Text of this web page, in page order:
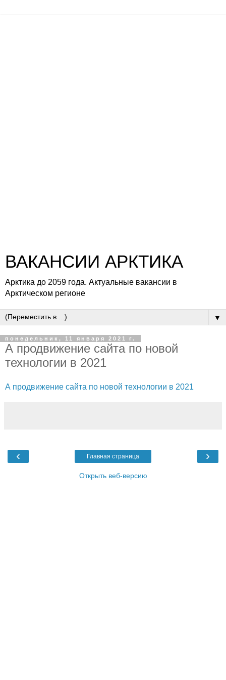
ВАКАНСИИ АРКТИКА
Арктика до 2059 года. Актуальные вакансии в
Арктическом регионе
▼
понедельник, 11 января 2021 г.
А продвижение сайта по новой
технологии в 2021
А продвижение сайта по новой технологии в 2021
‹ ›
Главная страница
Открыть веб-версию